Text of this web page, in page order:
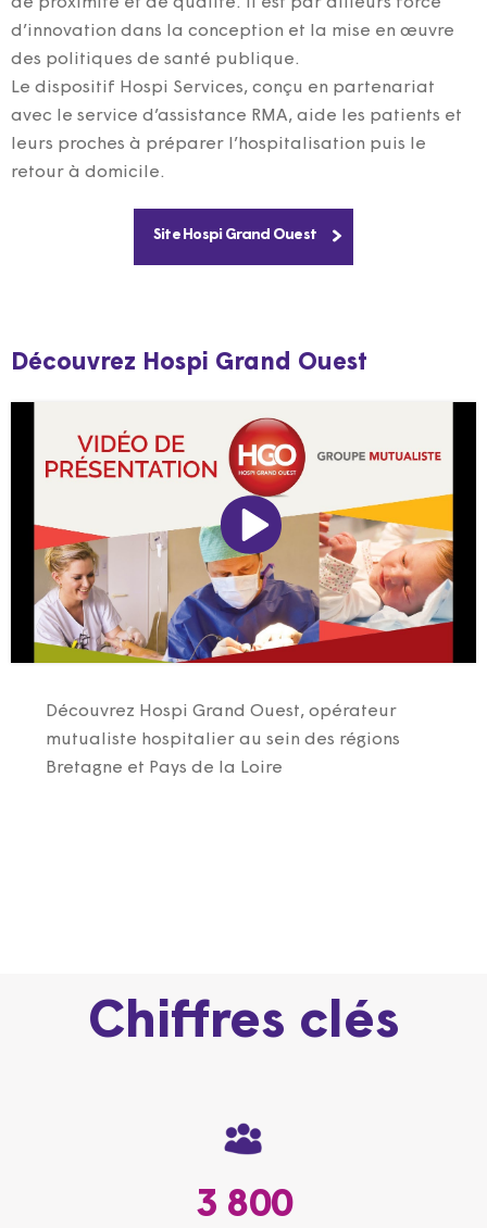
d’innovation dans la conception et la mise en œuvre
des politiques de santé publique.
Le dispositif Hospi Services, conçu en partenariat
avec le service d’assistance RMA, aide les patients et
leurs proches à préparer l’hospitalisation puis le
retour à domicile.
Site Hospi Grand Ouest
Découvrez Hospi Grand Ouest
Découvrez Hospi Grand Ouest, opérateur
mutualiste hospitalier au sein des régions
Bretagne et Pays de la Loire
Chiffres clés
3 800